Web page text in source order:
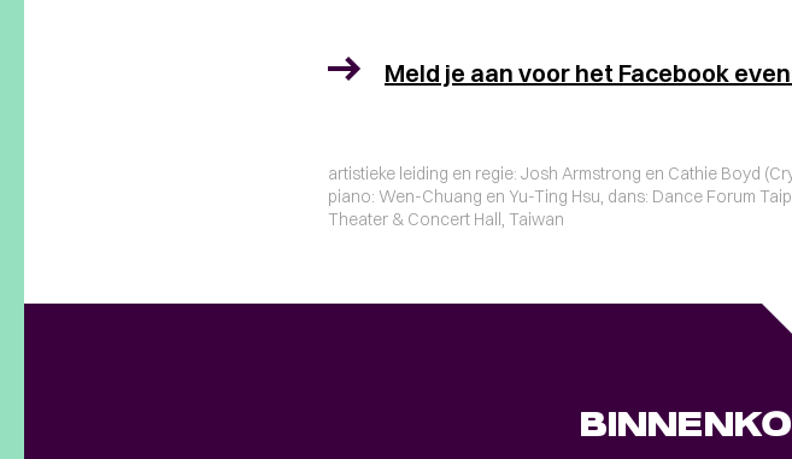
Meld je aan voor het Facebook
artistieke leiding en regie: Josh Armstrong en Cathie Boyd
piano: Wen-Chuang en Yu-Ting Hsu, dans: Dance Forum
Theater & Concert Hall, Taiwan